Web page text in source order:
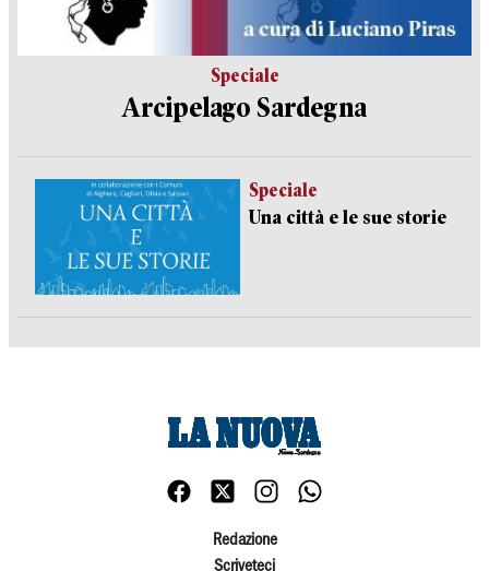
Speciale
Arcipelago Sardegna
Speciale
Una città e le sue storie
Redazione
Scriveteci